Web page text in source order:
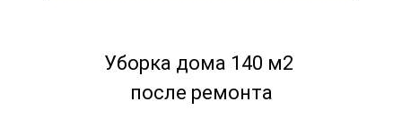
Уборка дома 140 м2
после ремонта